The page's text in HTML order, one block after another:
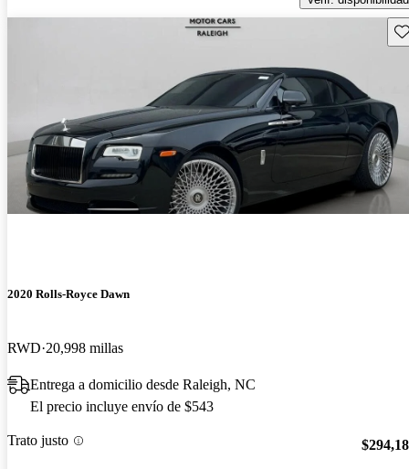
2020 Rolls-Royce Dawn
RWD 20,998 millas
Entrega a domicilio desde Raleigh, NC
El precio incluye envío de $543
Trato justo